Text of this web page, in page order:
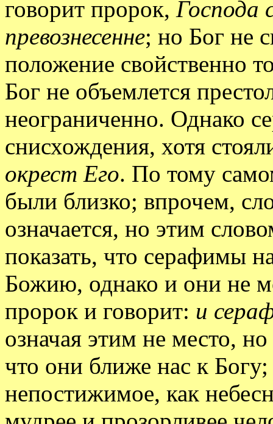
говорит пророк, Господа
превознесенне; но Бог не
положение свойственно
Бог не объемлется
неограниченно. Однако
снисхождения, хотя
окрест Его. По тому
были близко; впрочем,
означается, но этим
показать, что серафимы
Божию, однако и они не
пророк и говорит: и
означая этим не место,
что они ближе нас к
непостижимое, как